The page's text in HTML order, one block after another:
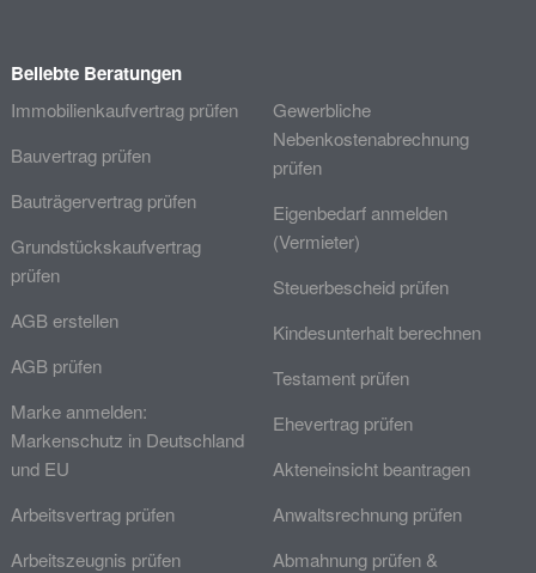
Beliebte Beratungen
Immobilienkaufvertrag prüfen
Bauvertrag prüfen
Bauträgervertrag prüfen
Grundstückskaufvertrag
prüfen
AGB erstellen
AGB prüfen
Marke anmelden:
Markenschutz in Deutschland
und EU
Arbeitsvertrag prüfen
Arbeitszeugnis prüfen
Gewerbliche
Nebenkostenabrechnung
prüfen
Eigenbedarf anmelden
(Vermieter)
Steuerbescheid prüfen
Kindesunterhalt berechnen
Testament prüfen
Ehevertrag prüfen
Akteneinsicht beantragen
Anwaltsrechnung prüfen
Abmahnung prüfen &